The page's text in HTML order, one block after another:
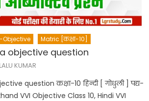
Objective Matric [कक्षा-10]
objective question
Author
LALU KUMAR
question कक्षा-10 हिन्दी [ गोधुली ] पद्य-
VVI Objective Class 10, Hindi VVI